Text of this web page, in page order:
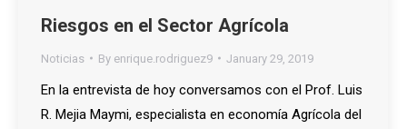
Riesgos en el Sector Agrícola
Noticias By enrique.rodriguez9 January 29, 2019
En la entrevista de hoy conversamos con el Prof. Luis
R. Mejia Maymi, especialista en economía Agrícola del